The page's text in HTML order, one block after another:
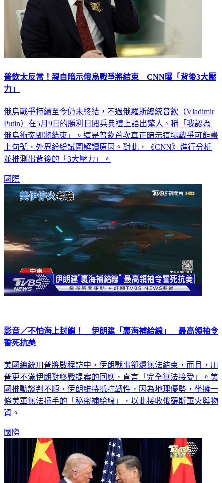
普欽太反常！親自暗示俄烏戰爭將結束 CNN曝「背後3大壓
力」
俄烏戰爭持續至今仍未終結，不過俄羅斯總統普欽（Vladimir
Putin）在5月9日的勝利日閱兵典禮上語出驚人、稱「我認為
俄烏衝突即將結束」。這是普欽首次真正暗示這場戰爭可能畫
上句號，外界紛紛試圖解讀原因。對此，《CNN》進行分析
並推測出背後的「3大壓力」。
國際
影音／不怕海上封鎖！ 伊朗建「裏海補給線」 最高領袖令
誓死抗美
美國總統川普將啟程訪中，伊朗戰事卻還無法結束，而且，川
普更不滿伊朗對終戰提案的回應，直言「完全無法接受」。美
國推動談判不順，伊朗維持抵抗韌性，因為地理優勢，坐擁一
條美軍無法插手的「秘密補給線」，以此接收俄羅斯軍火與物
資。
國際